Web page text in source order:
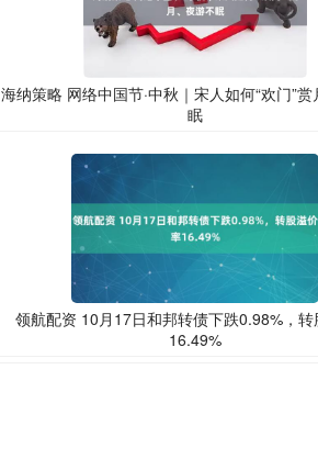
海纳策略 网络中国节·中秋｜宋人如何“欢门”
眠
领航配资 10月17日和邦转债下跌0.98%，
16.49%